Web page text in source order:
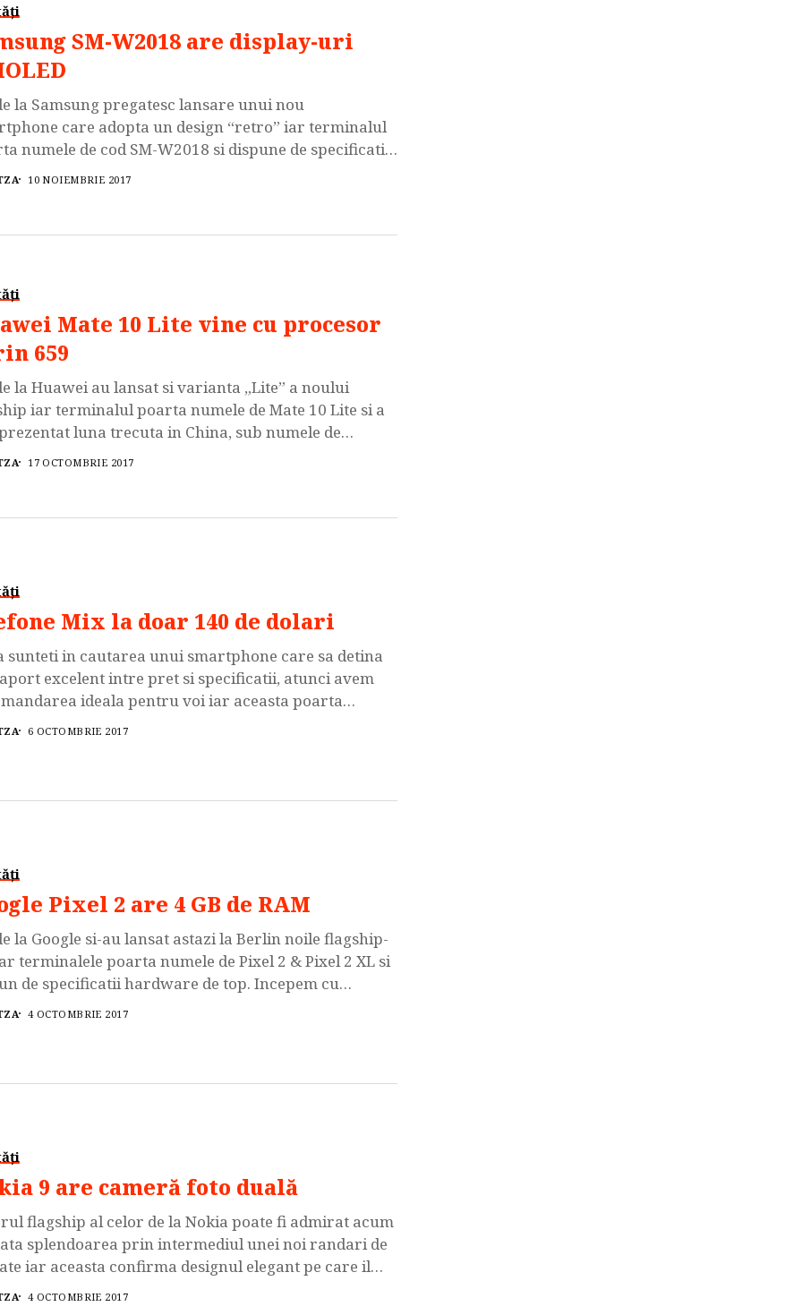
SM-W2018 are display-uri
la Samsung pregatesc lansare unui nou
care adopta un design “retro” iar terminalul
numele de cod SM-W2018 si dispune de specificatii
de GB spatiu de stocare […]
10 NOIEMBRIE 2017
Mate 10 Lite vine cu procesor
659
la Huawei au lansat si varianta „Lite” a noului
iar terminalul poarta numele de Mate 10 Lite si a
luna trecuta in China, sub numele de
17 OCTOMBRIE 2017
Mix la doar 140 de dolari
sunteti in cautarea unui smartphone care sa detina
excelent intre pret si specificatii, atunci avem
ideala pentru voi iar aceasta poarta
6 OCTOMBRIE 2017
Pixel 2 are 4 GB de RAM
la Google si-au lansat astazi la Berlin noile flagship-
terminalele poarta numele de Pixel 2 & Pixel 2 XL si
de specificatii hardware de top. Incepem cu
4 OCTOMBRIE 2017
9 are cameră foto duală
flagship al celor de la Nokia poate fi admirat acum
splendoarea prin intermediul unei noi randari de
iar aceasta confirma designul elegant pe care il
4 OCTOMBRIE 2017